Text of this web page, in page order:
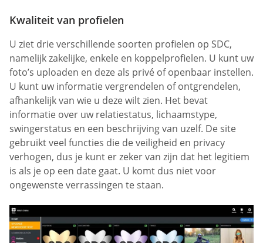
Kwaliteit van profielen
U ziet drie verschillende soorten profielen op SDC,
namelijk zakelijke, enkele en koppelprofielen. U kunt uw
foto’s uploaden en deze als privé of openbaar instellen.
U kunt uw informatie vergrendelen of ontgrendelen,
afhankelijk van wie u deze wilt zien. Het bevat
informatie over uw relatiestatus, lichaamstype,
swingerstatus en een beschrijving van uzelf. De site
gebruikt veel functies die de veiligheid en privacy
verhogen, dus je kunt er zeker van zijn dat het legitiem
is als je op een date gaat. U komt dus niet voor
ongewenste verrassingen te staan.